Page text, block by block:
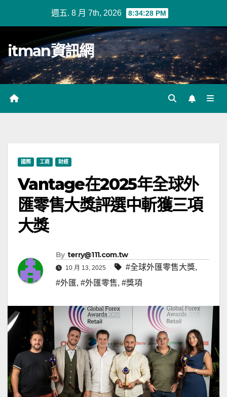
週五. 8 月 7th, 2026 8:34:29 PM
itman資訊網
國際 工商 財經
Vantage在2025年全球外
匯零售大獎評選中斬獲三項
大獎
By terry@111.com.tw
10 月 13, 2025 #全球外匯零售大獎,
#外匯, #外匯零售, #獎項